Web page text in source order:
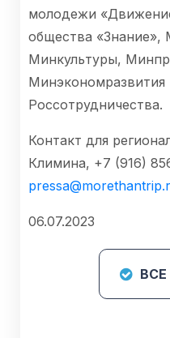
молодежи
общества «Знание»,
Минкультуры,
Минэкономразвития
Россотрудничества.
Контакт для
Климина, +7 (916)
06.07.2023